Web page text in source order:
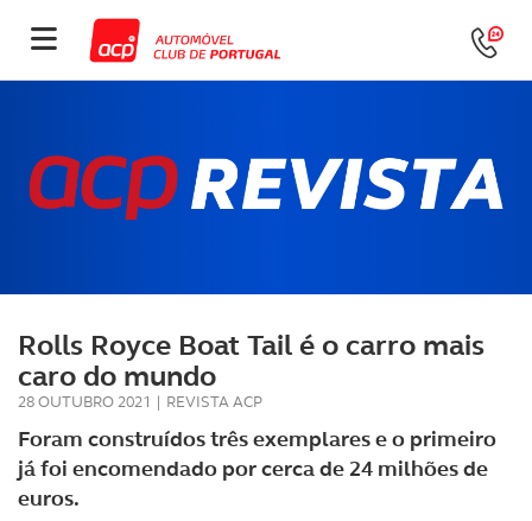
Rolls Royce Boat Tail é o carro mais
caro do mundo
28 OUTUBRO 2021 | REVISTA ACP
Foram construídos três exemplares e o primeiro
já foi encomendado por cerca de 24 milhões de
euros.